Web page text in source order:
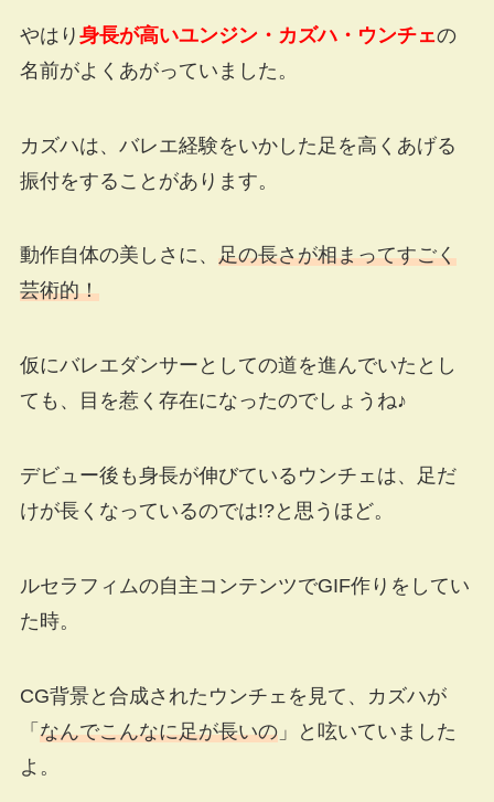
やはり 身長が高いユンジン・カズハ・ウンチェの
名前がよくあがっていました。
カズハは、バレエ経験をいかした足を高くあげる
振付をすることがあります。
動作自体の美しさに、 足の長さが相まってすごく
芸術的！
仮にバレエダンサーとしての道を進んでいたとし
ても、目を惹く存在になったのでしょうね♪
デビュー後も身長が伸びているウンチェは、足だ
けが長くなっているのでは!?と思うほど。
ルセラフィムの自主コンテンツでGIF作りをしてい
た時。
CG背景と合成されたウンチェを見て、カズハが
「 なんでこんなに足が長いの」と呟いていました
よ。